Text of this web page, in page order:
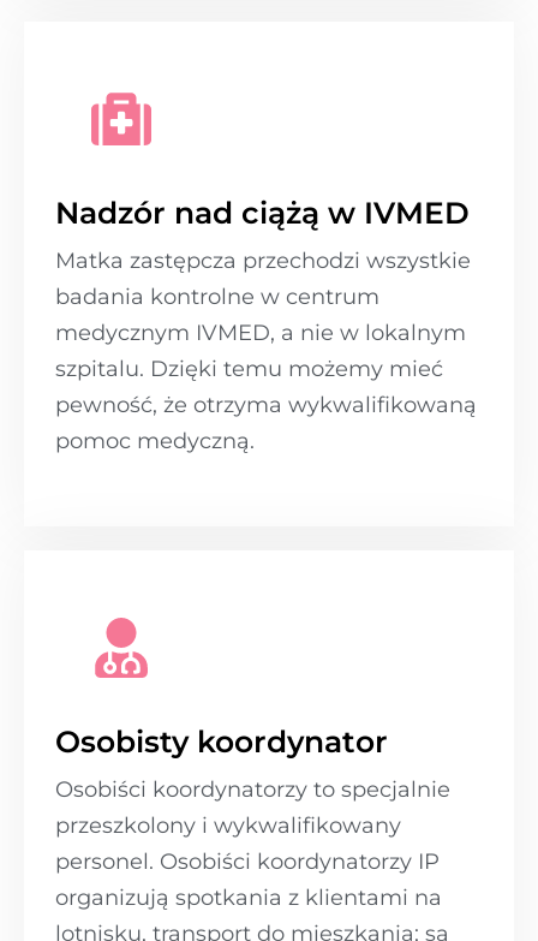
Nadzór nad ciążą w IVMED
Matka zastępcza przechodzi wszystkie
badania kontrolne w centrum
medycznym IVMED, a nie w lokalnym
szpitalu. Dzięki temu możemy mieć
pewność, że otrzyma wykwalifikowaną
pomoc medyczną.
Osobisty koordynator
Osobiści koordynatorzy to specjalnie
przeszkolony i wykwalifikowany
personel. Osobiści koordynatorzy IP
organizują spotkania z klientami na
lotnisku, transport do mieszkania; są